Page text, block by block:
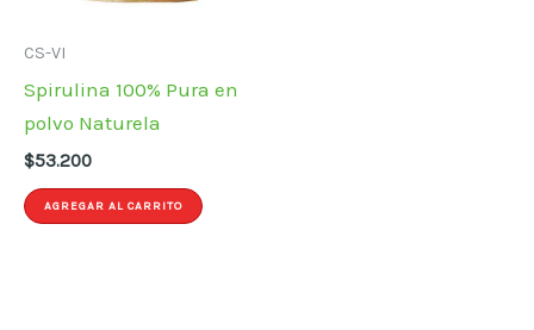
CS-VI
Spirulina 100% Pura en
polvo Naturela
$53.200
AGREGAR AL CARRITO